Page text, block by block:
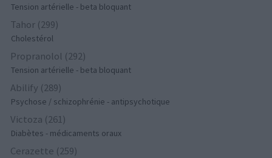
Tension artérielle - beta bloquant
Tahor (299)
Cholestérol
Propranolol (292)
Tension artérielle - beta bloquant
Abilify (289)
Psychose / schizophrénie - antipsychotique
Victoza (261)
Diabètes - médicaments oraux
Cerazette (259)